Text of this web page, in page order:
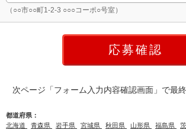
（○○市○○町1-2-3 ○○○コーポ○号室）
次ページ「フォーム入力内容確認画面」で最
都道府県：
北海道
青森県 岩手県 宮城県 秋田県 山形県 福島県